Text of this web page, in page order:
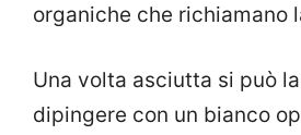
organiche che richiamano
Una volta asciutta si può
dipingere con un bianco